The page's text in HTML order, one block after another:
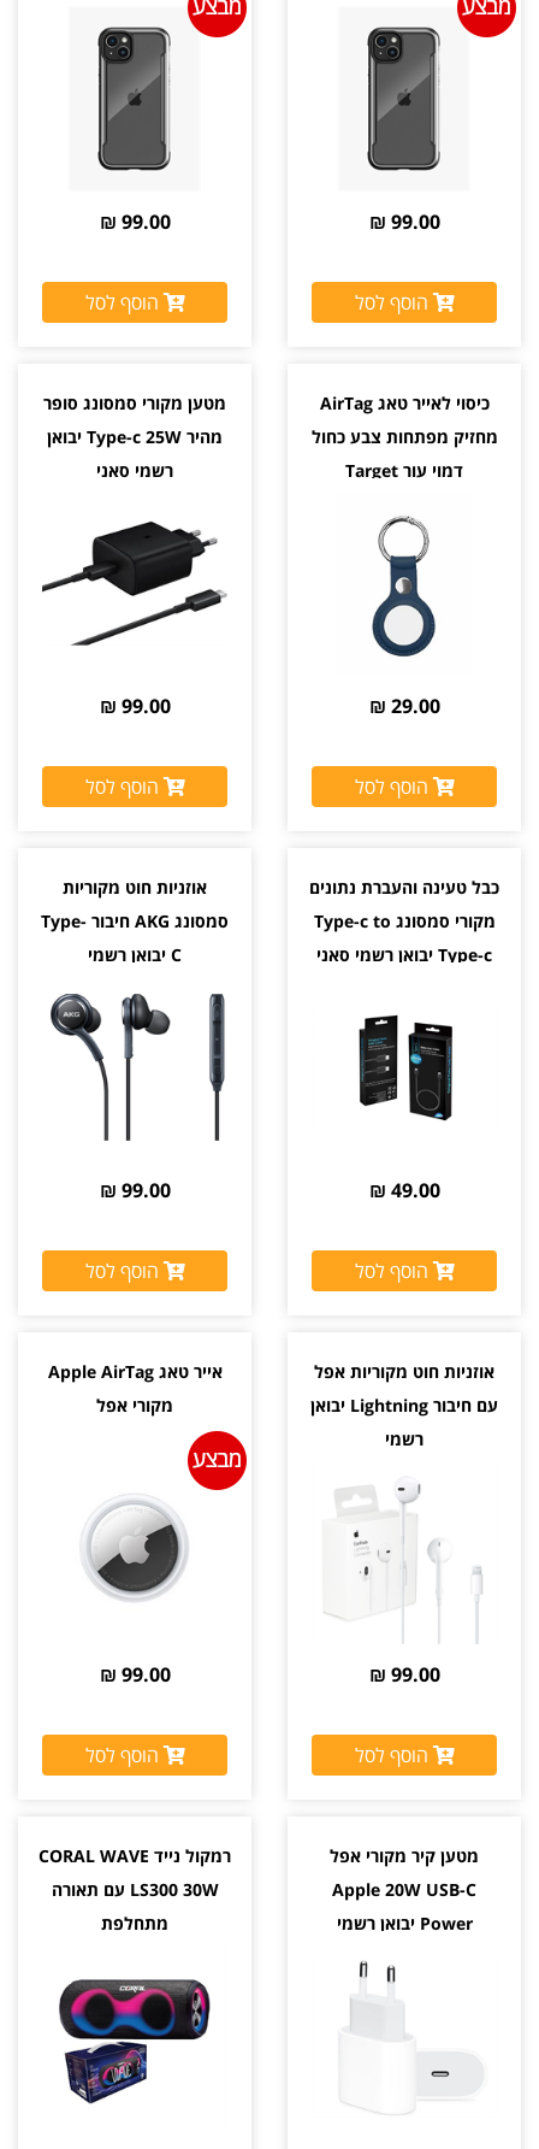
99.00 ₪
הוסף לסל
99.00 ₪
הוסף לסל
כיסוי לאייר טאג AirTag
מחזיק מפתחות צבע כחול
דמוי עור Target
29.00 ₪
הוסף לסל
מטען מקורי סמסונג סופר
מהיר Type-c 25W יבואן
רשמי סאני
99.00 ₪
הוסף לסל
כבל טעינה והעברת נתונים
מקורי סמסונג Type-c to
Type-c יבואן רשמי סאני
49.00 ₪
הוסף לסל
אוזניות חוט מקוריות
סמסונג AKG חיבור Type-
C יבואן רשמי
99.00 ₪
הוסף לסל
אוזניות חוט מקוריות אפל
עם חיבור Lightning יבואן
רשמי
99.00 ₪
הוסף לסל
אייר טאג Apple AirTag
מקורי אפל
99.00 ₪
הוסף לסל
מטען קיר מקורי אפל
Apple 20W USB-C
Power יבואן רשמי
רמקול נייד CORAL WAVE
LS300 30W עם תאורה
מתחלפת